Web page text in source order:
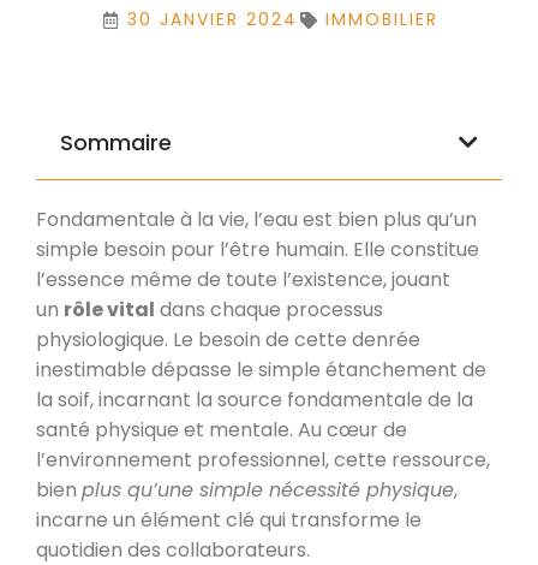
30 JANVIER 2024 IMMOBILIER
Sommaire
Fondamentale à la vie, l’eau est bien plus qu’un
simple besoin pour l’être humain. Elle constitue
l’essence même de toute l’existence, jouant
un rôle vital dans chaque processus
physiologique. Le besoin de cette denrée
inestimable dépasse le simple étanchement de
la soif, incarnant la source fondamentale de la
santé physique et mentale. Au cœur de
l’environnement professionnel, cette ressource,
bien plus qu’une simple nécessité physique,
incarne un élément clé qui transforme le
quotidien des collaborateurs.